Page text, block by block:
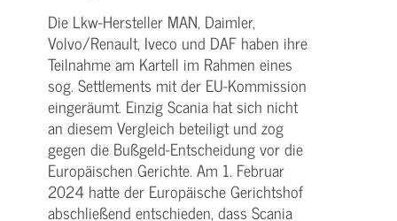
Die Lkw-Hersteller MAN, Daimler,
Volvo/Renault, Iveco und DAF haben ihre
Teilnahme am Kartell im Rahmen eines
sog. Settlements mit der EU-Kommission
eingeräumt. Einzig Scania hat sich nicht
an diesem Vergleich beteiligt und zog
gegen die Bußgeld-Entscheidung vor die
Europäischen Gerichte. Am 1. Februar
2024 hatte der Europäische Gerichtshof
abschließend entschieden, dass Scania